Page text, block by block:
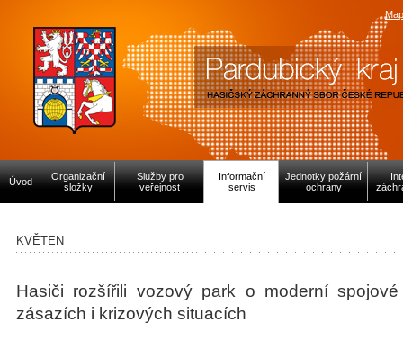
Úvod
Organizační
složky
Služby pro
veřejnost
Informační
servis
Jednotky požární
ochrany
KVĚTEN
Hasiči rozšířili vozový park o moderní
zásazích i krizových situacích